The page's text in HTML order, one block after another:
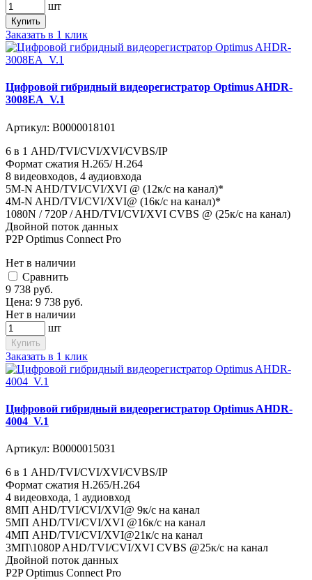
шт
Купить
Заказать в 1 клик
Цифровой гибридный видеорегистратор Optimus AHDR-
3008EA_V.1
Артикул: В0000018101
6 в 1 AHD/TVI/CVI/XVI/CVBS/IP
Формат сжатия H.265/ H.264
8 видеовходов, 4 аудиовхода
5M-N AHD/TVI/CVI/XVI @ (12к/с на канал)*
4M-N AHD/TVI/CVI/XVI@ (16к/с на канал)*
1080N / 720P / AHD/TVI/CVI/XVI CVBS @ (25к/с на канал)
Двойной поток данных
P2P Optimus Connect Pro
Нет в наличии
Cравнить
9 738 руб.
Цена: 9 738 руб.
Нет в наличии
шт
Купить
Заказать в 1 клик
Цифровой гибридный видеорегистратор Optimus AHDR-
4004_V.1
Артикул: В0000015031
6 в 1 AHD/TVI/CVI/XVI/CVBS/IP
Формат сжатия H.265/H.264
4 видеовхода, 1 аудиовход
8MП AHD/TVI/CVI/XVI@ 9к/с на канал
5MП AHD/TVI/CVI/XVI @16к/с на канал
4MП AHD/TVI/CVI/XVI@21к/с на канал
3MП\1080P AHD/TVI/CVI/XVI CVBS @25к/с на канал
Двойной поток данных
P2P Optimus Connect Pro